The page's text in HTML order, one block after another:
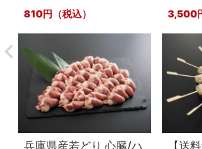
810 3,500
兵庫県産若どり 心臓/ハ 【送